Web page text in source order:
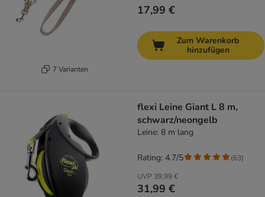
7 Varianten
17,99 €
Zum Warenkorb
hinzufügen
flexi Leine Giant L 8 m,
schwarz/neongelb
Leine: 8 m lang
UVP 39,99 €
31,99 €
Rating: 4.7/5 (63)